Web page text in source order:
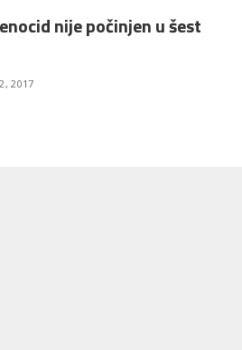
nije počinjen u šest
2017